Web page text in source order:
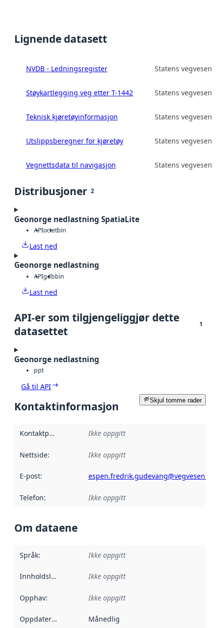
Lignende datasett
NVDB - Ledningsregister Statens vegvesen
Støykartlegging veg etter T-1442 Statens vegvesen
Teknisk kjøretøyinformasjon Statens vegvesen
Utslippsberegner for kjøretøy Statens vegvesen
Vegnettsdata til navigasjon Statens vegvesen
Distribusjoner 2
Geonorge nedlastning SpatiaLite
APIoctetbin
Last ned
Geonorge nedlastning
APIgdbbin
Last ned
API-er som tilgjengeliggjør dette
datasettet
1
Geonorge nedlastning
ppt
Gå til API
Skjul tomme rader
Kontaktinformasjon
Kontaktpunkt Ikke oppgitt
Nettside: Ikke oppgitt
E-post: espen.fredrik.gudevang@vegvesen.no
Telefon: Ikke oppgitt
Om dataene
Språk: Ikke oppgitt
Innholdsleverandører :
Ikke oppgitt
Opphav: Ikke oppgitt
Oppdateringsfrekvens :
Månedlig